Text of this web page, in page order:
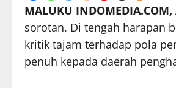
MALUKU INDOMEDIA.COM,
sorotan. Di tengah harapan
kritik tajam terhadap pola
penuh kepada daerah